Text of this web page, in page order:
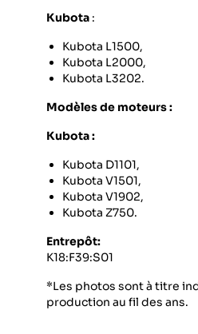
Kubota :
Kubota L1500,
Kubota L2000,
Kubota L3202.
Modèles de moteurs :
Kubota :
Kubota D1101,
Kubota V1501,
Kubota V1902,
Kubota Z750.
Entrepôt:
K18:F39:S01
*Les photos sont à titre
production au fil des ans.